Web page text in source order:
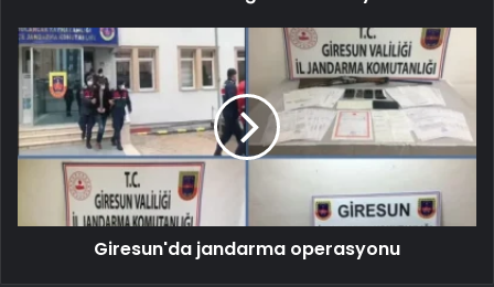
Giresun'da jandarma operasyonu